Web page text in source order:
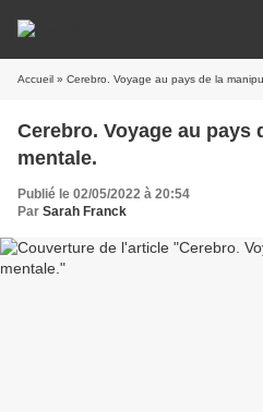
Accueil » Cerebro. Voyage au pays de la
Cerebro. Voyage au pays
mentale.
Publié le 02/05/2022 à 20:54
Par Sarah Franck